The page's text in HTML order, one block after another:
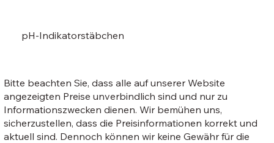
Bitte beachten Sie, dass alle auf unserer Website
angezeigten Preise unverbindlich sind und nur zu
Informationszwecken dienen. Wir bemühen uns,
sicherzustellen, dass die Preisinformationen korrekt und
aktuell sind. Dennoch können wir keine Gewähr für die
pH-Indikatorstäbchen